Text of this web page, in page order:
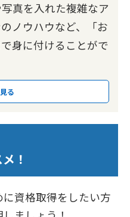
真を入れた複雑なア
ノウハウなど、「お
身に付けることがで
る
！
資格取得をしたい方